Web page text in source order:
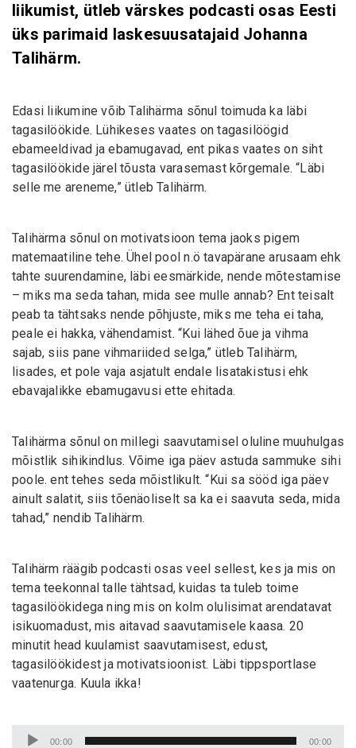
liikumist, ütleb värskes podcasti osas Eesti
üks parimaid laskesuusatajaid Johanna
Talihärm.
Edasi liikumine võib Talihärma sõnul toimuda ka läbi
tagasilöökide. Lühikeses vaates on tagasilöögid
ebameeldivad ja ebamugavad, ent pikas vaates on siht
tagasilöökide järel tõusta varasemast kõrgemale. “Läbi
selle me areneme,” ütleb Talihärm.
Talihärma sõnul on motivatsioon tema jaoks pigem
matemaatiline tehe. Ühel pool n.ö tavapärane arusaam ehk
tahte suurendamine, läbi eesmärkide, nende mõtestamise
– miks ma seda tahan, mida see mulle annab? Ent teisalt
peab ta tähtsaks nende põhjuste, miks me teha ei taha,
peale ei hakka, vähendamist. “Kui lähed õue ja vihma
sajab, siis pane vihmariided selga,” ütleb Talihärm,
lisades, et pole vaja asjatult endale lisatakistusi ehk
ebavajalikke ebamugavusi ette ehitada.
Talihärma sõnul on millegi saavutamisel oluline muuhulgas
mõistlik sihikindlus. Võime iga päev astuda sammuke sihi
poole. ent tehes seda mõistlikult. “Kui sa sööd iga päev
ainult salatit, siis tõenäoliselt sa ka ei saavuta seda, mida
tahad,” nendib Talihärm.
Talihärm räägib podcasti osas veel sellest, kes ja mis on
tema teekonnal talle tähtsad, kuidas ta tuleb toime
tagasilöökidega ning mis on kolm olulisimat arendatavat
isikuomadust, mis aitavad saavutamisele kaasa. 20
minutit head kuulamist saavutamisest, edust,
tagasilöökidest ja motivatsioonist. Läbi tippsportlase
vaatenurga. Kuula ikka!
Audioesitaja
00:00 00:00